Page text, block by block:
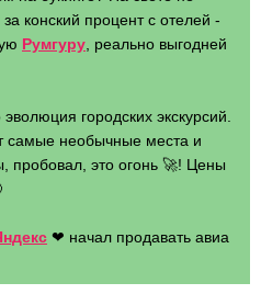
конский процент с отелей -
Румгуру , реально выгодней
эволюция городских экскурсий.
самые необычные места и
пробовал, это огонь 🚀! Цены
❤ начал продавать авиа